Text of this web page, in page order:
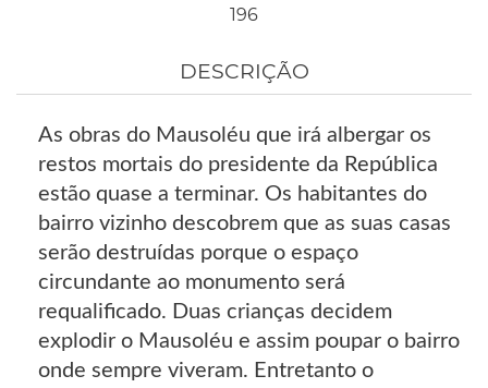
196
DESCRIÇÃO
As obras do Mausoléu que irá albergar os
restos mortais do presidente da República
estão quase a terminar. Os habitantes do
bairro vizinho descobrem que as suas casas
serão destruídas porque o espaço
circundante ao monumento será
requalificado. Duas crianças decidem
explodir o Mausoléu e assim poupar o bairro
onde sempre viveram. Entretanto o